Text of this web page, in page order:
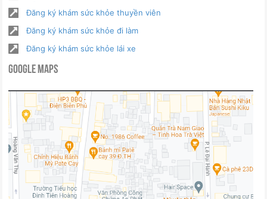
Đăng ký khám sức khỏe thuyền viên
Đăng ký khám sức khỏe đi làm
Đăng ký khám sức khỏe lái xe
Google Maps